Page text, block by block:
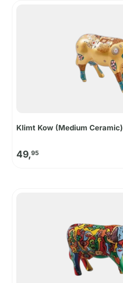
Klimt Kow (Medium Ceramic)
49,95